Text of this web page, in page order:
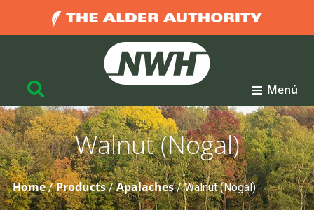
Menú
Walnut (Nogal)
Home/Products/Apalaches/Walnut (Nogal)